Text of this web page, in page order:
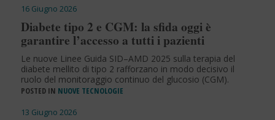
16 Giugno 2026
Diabete tipo 2 e CGM: la sfida oggi è
garantire l’accesso a tutti i pazienti
Le nuove Linee Guida SID–AMD 2025 sulla terapia del
diabete mellito di tipo 2 rafforzano in modo decisivo il
ruolo del monitoraggio continuo del glucosio (CGM).
POSTED IN NUOVE TECNOLOGIE
13 Giugno 2026